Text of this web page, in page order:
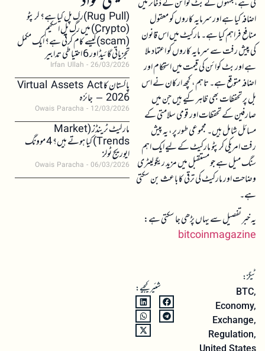
کی ہے، جنہوں نے بٹ کوائن کے ذخائر میں
اضافہ کیا ہے اور سرمایہ کاروں کو معقول
منافع فراہم کیا ہے۔ مارکیٹ میں اس قانون
کی پیش رفت سے سرمایہ کاروں کو اعتماد ملا
ہے اور بٹ کوائن کی قیمت میں استحکام اور
اضافہ متوقع ہے۔ تاہم، کچھ ارکان نے اس
بل پر تحفظات بھی ظاہر کیے ہیں جن میں
صارفین کے تحفظات اور قومی سلامتی کے
مسائل شامل ہیں۔ مجموعی طور پر، یہ پیش
رفت امریکی کرپٹو مارکیٹ کے لیے ایک اہم
سنگ میل ہے جو مستقبل میں مزید ریگولیٹری
وضاحت اور مارکیٹ کی ترقی کا باعث بن سکتی
ہے۔
یہ خبر تفصیل سے یہاں پڑھی جا سکتی ہے:
bitcoinmagazine
ٹیگز:
BTC,
Economy,
Exchange,
Regulation,
United States
شئیر کیجیے:
(Rug Pull)رگ پل کیا ہے؟ کرپٹو
(Crypto) میں رگ پل اسکیم
(scam)کیسے کام کرتی ہے؟ ایک مکمل
تجزیاتی گائیڈ اور 6 احتیاطی تدابیر
Irfan Ullah 26/03/2026
پاکستان کا Virtual Assets Act
2026 – جائزہ
Owais Paracha 12/03/2026
مارکیٹ ٹرینڈز (Market
Trends) کیا ہوتے ہیں؟ 4 موونگ
ایوریج ٹولز
Owais Paracha 06/03/2026